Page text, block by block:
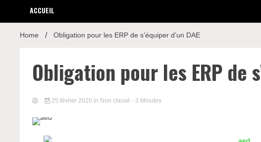
ACCUEIL
Home Obligation pour les ERP de s’équiper d’un DAE
Obligation pour les ERP de
25 février 2020 in Non classé - 3 Minutes